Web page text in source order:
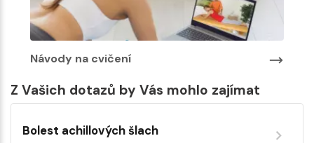
Návody na cvičení
Z Vašich dotazů by Vás mohlo zajímat
Bolest achillových šlach